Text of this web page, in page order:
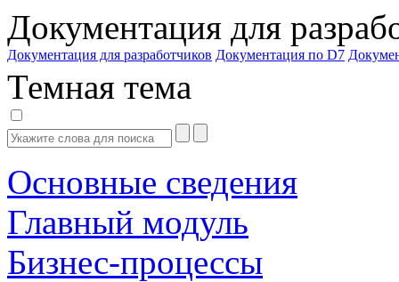
Документация для
Документация для разработчиков Документация по D7
Темная тема
Основные сведения
Главный модуль
Бизнес-процессы